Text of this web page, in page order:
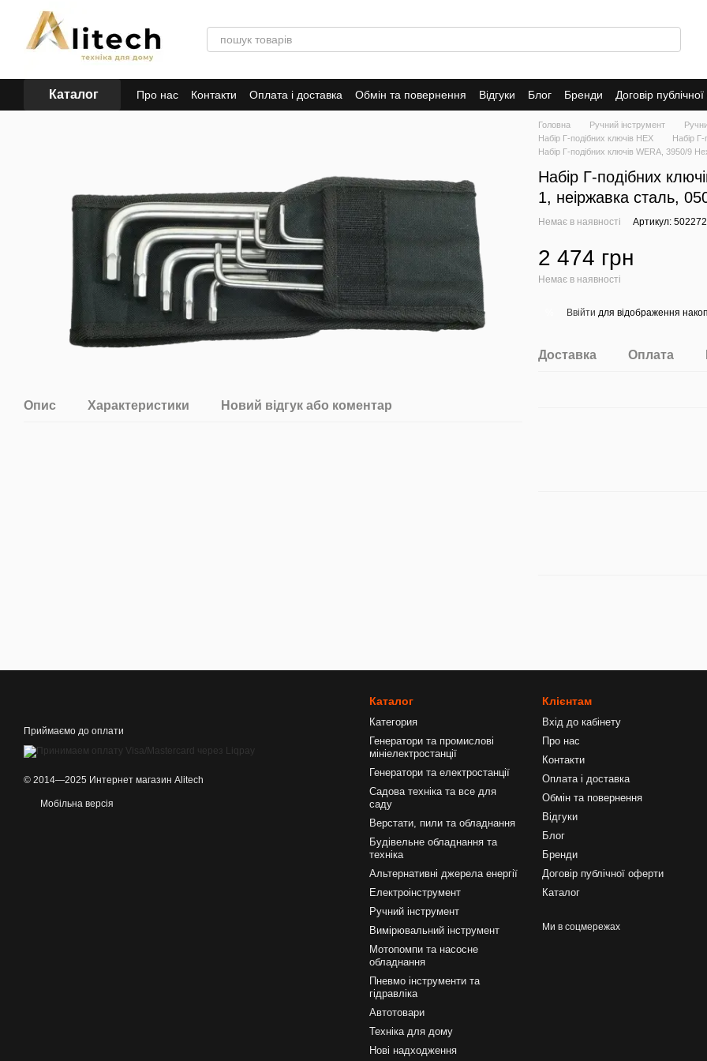
Перейти до основного контенту
Каталог Про нас Контакти Оплата і доставка Обмін та повернення Відгуки Блог Бренди Договір
Опис Характеристики Новий відгук або коментар
Головна Ручний інструмент
Набір Г-подібних ключів HEX
Набір Г-
Набір Г-подібних ключів WERA, 3950/9
Набір Г-подібних
1, неіржавка сталь,
Немає в наявності Артикул:
2 474 грн
Немає в наявності
Ввійти для відображення
Доставка Оплата
Приймаємо до оплати
© 2014—2025 Интернет магазин Alitech
Мобільна версія
Каталог
Категория
Генератори та промислові
мініелектростанції
Генератори та електростанції
Садова техніка та все для
саду
Верстати, пили та обладнання
Будівельне обладнання та
техніка
Альтернативні джерела енергії
Електроінструмент
Ручний інструмент
Вимірювальний інструмент
Мотопомпи та насосне
обладнання
Пневмо інструменти та
гідравліка
Автотовари
Техніка для дому
Нові надходження
Клієнтам
Вхід до кабінету
Про нас
Контакти
Оплата і доставка
Обмін та повернення
Відгуки
Блог
Бренди
Договір публічної оферти
Каталог
Ми в соцмережах